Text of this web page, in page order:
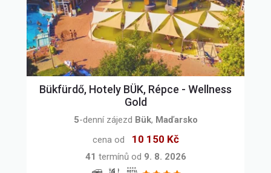
Bükfürdő, Hotely BÜK, Répce - Wellness
Gold
5-denní zájezd Bük, Maďarsko
cena od
10 150 Kč
41 termínů od 9. 8. 2026